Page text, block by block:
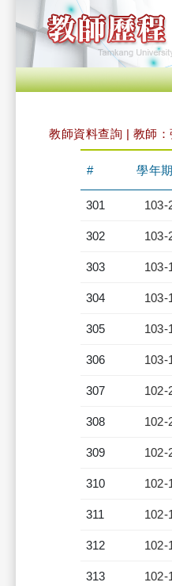
教師資料查詢 | 教師：
# 學年期
301 103-
302 103-
303 103-
304 103-
305 103-
306 103-
307 102-
308 102-
309 102-
310 102-
311 102-
312 102-
313 102-